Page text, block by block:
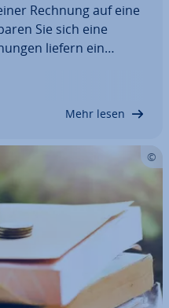
Rechnung auf eine
Sie sich eine
liefern ein
zu erweitern
Mehr lesen